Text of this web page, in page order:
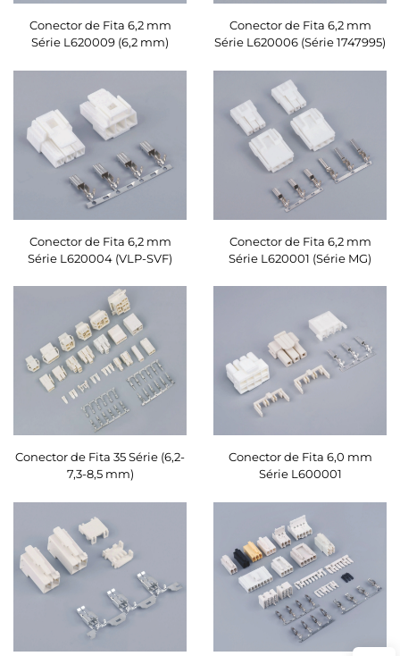
Conector de Fita 6,2 mm
Série L620009 (6,2 mm)
Conector de Fita 6,2 mm
Série L620006 (Série 1747995)
Conector de Fita 6,2 mm
Série L620004 (VLP-SVF)
Conector de Fita 6,2 mm
Série L620001 (Série MG)
Conector de Fita 35 Série (6,2-
7,3-8,5 mm)
Conector de Fita 6,0 mm
Série L600001